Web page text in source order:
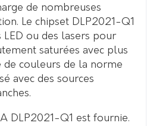
de nombreuses
Le chipset DLP2021-Q1
ou des lasers pour
saturées avec plus
de couleurs de la norme
avec des sources
DLP2021-Q1 est fournie.